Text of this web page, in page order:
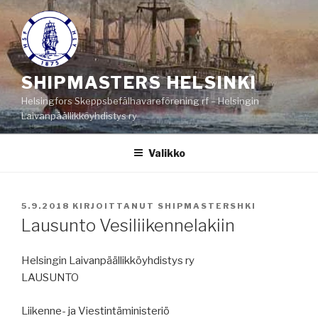
Siirry
sisältöön
SHIPMASTERS HELSINKI
Helsingfors Skeppsbefälhavareförening rf – Helsingin
Laivanpäällikköyhdistys ry
Valikko
JULKAISTU
5.9.2018 KIRJOITTANUT SHIPMASTERSHKI
Lausunto Vesiliikennelakiin
Helsingin Laivanpäällikköyhdistys ry
LAUSUNTO
Liikenne- ja Viestintäministeriö